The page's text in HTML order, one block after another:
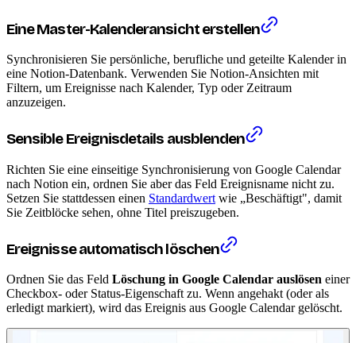
Eine Master-Kalenderansicht erstellen
Synchronisieren Sie persönliche, berufliche und geteilte Kalender in
eine Notion-Datenbank. Verwenden Sie Notion-Ansichten mit
Filtern, um Ereignisse nach Kalender, Typ oder Zeitraum
anzuzeigen.
Sensible Ereignisdetails ausblenden
Richten Sie eine einseitige Synchronisierung von Google Calendar
nach Notion ein, ordnen Sie aber das Feld Ereignisname nicht zu.
Setzen Sie stattdessen einen Standardwert wie „Beschäftigt", damit
Sie Zeitblöcke sehen, ohne Titel preiszugeben.
Ereignisse automatisch löschen
Ordnen Sie das Feld Löschung in Google Calendar auslösen einer
Checkbox- oder Status-Eigenschaft zu. Wenn angehakt (oder als
erledigt markiert), wird das Ereignis aus Google Calendar gelöscht.